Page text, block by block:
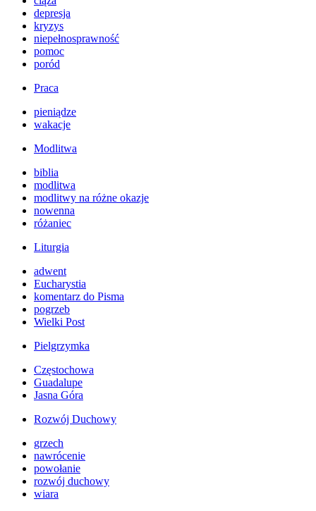
depresja
kryzys
niepełnosprawność
pomoc
poród
Praca
pieniądze
wakacje
Modlitwa
biblia
modlitwa
modlitwy na różne okazje
nowenna
różaniec
Liturgia
adwent
Eucharystia
komentarz do Pisma
pogrzeb
Wielki Post
Pielgrzymka
Częstochowa
Guadalupe
Jasna Góra
Rozwój Duchowy
grzech
nawrócenie
powołanie
rozwój duchowy
wiara